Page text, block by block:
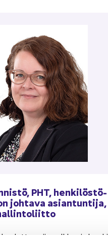
PHT, hen­ki­lös­tö­
joh­ta­va asian­tun­ti­ja,
niin palkka-​ ja hen­ki­